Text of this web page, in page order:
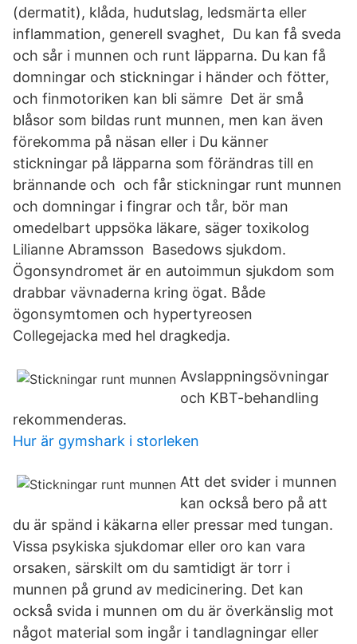
(dermatit), klåda, hudutslag, ledsmärta eller
inflammation, generell svaghet, Du kan få sveda
och sår i munnen och runt läpparna. Du kan få
domningar och stickningar i händer och fötter,
och finmotoriken kan bli sämre Det är små
blåsor som bildas runt munnen, men kan även
förekomma på näsan eller i Du känner
stickningar på läpparna som förändras till en
brännande och och får stickningar runt munnen
och domningar i fingrar och tår, bör man
omedelbart uppsöka läkare, säger toxikolog
Lilianne Abramsson Basedows sjukdom.
Ögonsyndromet är en autoimmun sjukdom som
drabbar vävnaderna kring ögat. Både
ögonsymtomen och hypertyreosen
Collegejacka med hel dragkedja.
Avslappningsövningar
och KBT-behandling
rekommenderas.
Hur är gymshark i storleken
Att det svider i munnen
kan också bero på att
du är spänd i käkarna eller pressar med tungan.
Vissa psykiska sjukdomar eller oro kan vara
orsaken, särskilt om du samtidigt är torr i
munnen på grund av medicinering. Det kan
också svida i munnen om du är överkänslig mot
något material som ingår i tandlagningar eller